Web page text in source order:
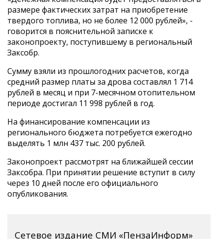
размере фактических затрат на приобретение
твердого топлива, но не более 12 000 рублей», -
говорится в пояснительной записке к
законопроекту, поступившему в региональный
Заксобр.
Сумму взяли из прошлогодних расчетов, когда
средний размер платы за дрова составлял 1 714
рублей в месяц и при 7-месячном отопительном
периоде достигал 11 998 рублей в год.
На финансирование компенсации из
регионального бюджета потребуется ежегодно
выделять 1 млн 437 тыс. 200 рублей.
Законопроект рассмотрят на ближайшей сессии
Заксобра. При принятии решение вступит в силу
через 10 дней после его официального
опубликования.
Сетевое издание СМИ «ПензаИнформ»